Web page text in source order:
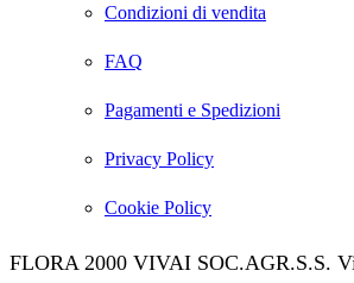
Condizioni di vendita
FAQ
Pagamenti e Spedizioni
Privacy Policy
Cookie Policy
FLORA 2000 VIVAI SOC.AGR.S.S.